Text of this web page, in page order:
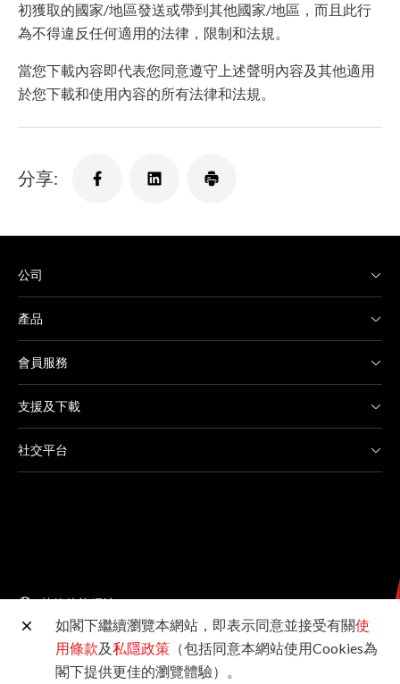
初獲取的國家/地區發送或帶到其他國家/地區，而且此行
為不得違反任何適用的法律，限制和法規。
當您下載內容即代表您同意遵守上述聲明內容及其他適用
於您下載和使用內容的所有法律和法規。
分享:
公司
產品
會員服務
支援及下載
社交平台
其他佳能網站
©2026佳能香港有限公司 版權所有
如閣下繼續瀏覽本網站，即表示同意並接受有關使
用條款及私隱政策 （包括同意本網站使用Cookies為
閣下提供更佳的瀏覽體驗）。